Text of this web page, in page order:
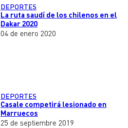
DEPORTES
La ruta saudí de los chilenos en el
Dakar 2020
04 de enero 2020
DEPORTES
Casale competirá lesionado en
Marruecos
25 de septiembre 2019